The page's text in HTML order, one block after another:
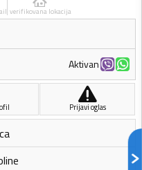
verifikovana lokacija
Aktivan
Prijavi oglas